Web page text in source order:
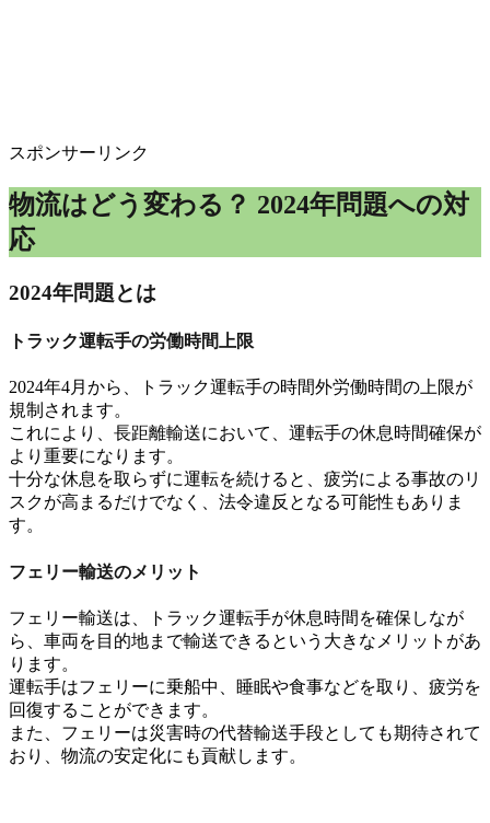
スポンサーリンク
物流はどう変わる？ 2024年問題への対
応
2024年問題とは
トラック運転手の労働時間上限
2024年4月から、
トラック運転手の時間外労働時間の上限が
規制 されます。
これにより、 長距離輸送において、 運転手の休息時間確保が
より重要になります。
十分な休息を取らずに運転を続けると、 疲労による事故のリ
スクが高まるだけでなく、 法令違反 となる可能性もありま
す。
フェリー輸送のメリット
フェリー輸送は、 トラック運転手が休息時間を確保 しなが
ら、 車両を目的地まで輸送できるという大きなメリットがあ
ります。
運転手はフェリーに乗船中、 睡眠や食事などを取り、 疲労を
回復することができます。
また、フェリーは災害時の代替輸送手段としても期待されて
おり
物流の安定化にも貢献します。